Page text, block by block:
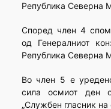
Република Северна
Според член 4
од Генералниот
Република Северна
Во член 5 е
сила осмиот ден
„Службен гласник на